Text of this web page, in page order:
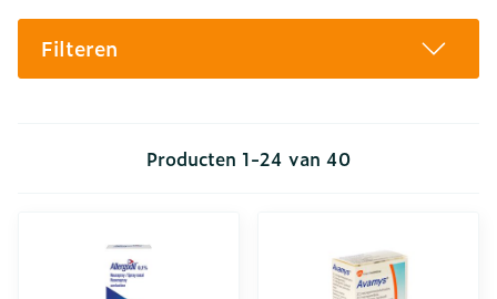
Filteren
Producten 1-24 van 40